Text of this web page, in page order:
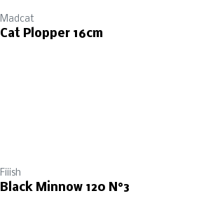
Madcat
Cat Plopper 16cm
Fiiish
Black Minnow 120 N°3